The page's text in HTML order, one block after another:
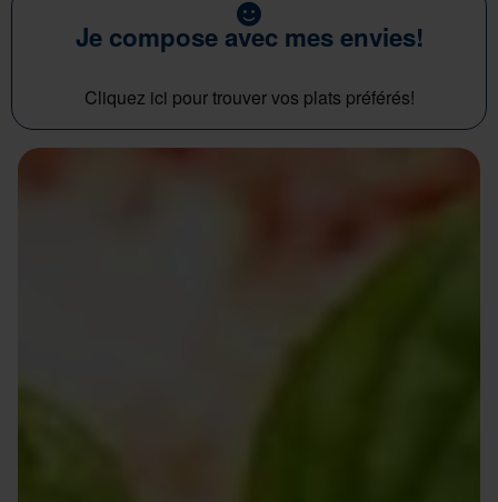
Je compose avec mes envies!
Cliquez ici pour trouver vos plats préférés!